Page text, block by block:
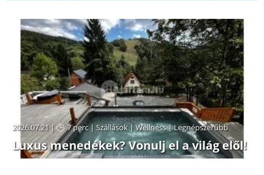
2026.07.21 | 7 perc|Szállások|Wellness|Legnépszerűbb
Luxus menedékek? Vonulj el a világ elől!